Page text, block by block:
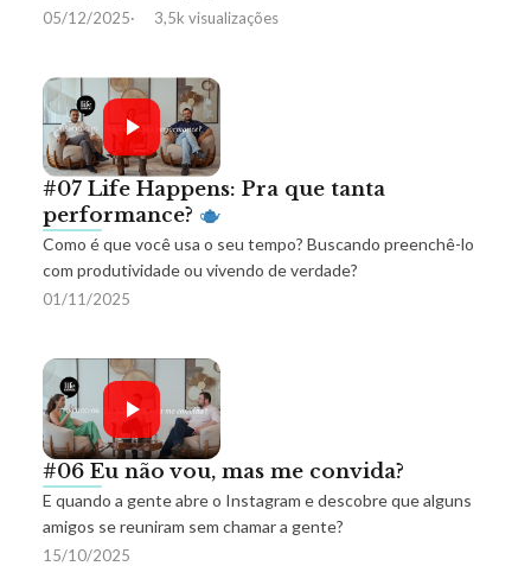
05/12/2025 3,5k visualizações
#07 Life Happens: Pra que tanta
performance?
Como é que você usa o seu tempo? Buscando preenchê-lo
com produtividade ou vivendo de verdade?
01/11/2025
#06 Eu não vou, mas me convida?
E quando a gente abre o Instagram e descobre que alguns
amigos se reuniram sem chamar a gente?
15/10/2025